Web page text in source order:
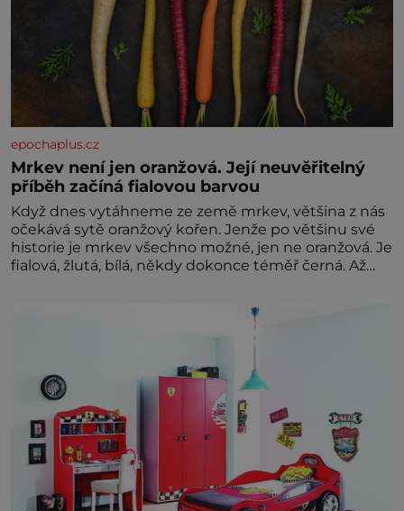
epochaplus.cz
Mrkev není jen oranžová. Její neuvěřitelný
příběh začíná fialovou barvou
Když dnes vytáhneme ze země mrkev, většina z nás
očekává sytě oranžový kořen. Jenže po většinu své
historie je mrkev všechno možné, jen ne oranžová. Je
fialová, žlutá, bílá, někdy dokonce téměř černá. Až
nedokážeme představit. Její příběh je